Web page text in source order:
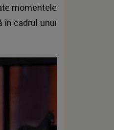
momentele
în cadrul unui